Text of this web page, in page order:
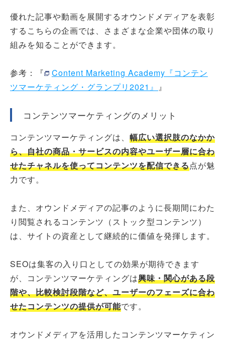
優れた記事や動画を展開するオウンドメディアを表彰
するこちらの企画では、さまざまな企業や団体の取り
組みを知ることができます。
参考：『
Content Marketing Academy『コンテン
ツマーケティング・グランプリ2021』 』
コンテンツマーケティングのメリット
コンテンツマーケティングは、 幅広い選択肢のなかか
ら、自社の商品・サービスの内容やユーザー層に合わ
せたチャネルを使ってコンテンツを配信できる点が魅
力です。
また、オウンドメディアの記事のように長期間にわた
り閲覧されるコンテンツ（ストック型コンテンツ）
は、サイトの資産として継続的に価値を発揮します。
SEOは集客の入り口としての効果が期待できます
が、コンテンツマーケティングは興味・関心がある段
階や、比較検討段階など、ユーザーのフェーズに合わ
せたコンテンツの提供が可能です。
オウンドメディアを活用したコンテンツマーケティン